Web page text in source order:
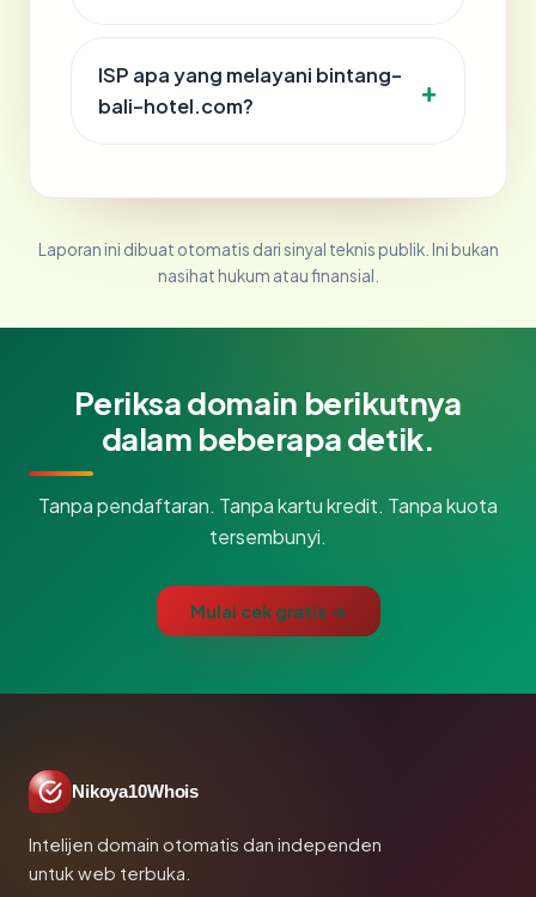
ISP apa yang melayani bintang-
bali-hotel.com?
Laporan ini dibuat otomatis dari sinyal teknis publik. Ini bukan
nasihat hukum atau finansial.
Periksa domain berikutnya
dalam beberapa detik.
Tanpa pendaftaran. Tanpa kartu kredit. Tanpa kuota
tersembunyi.
Mulai cek gratis →
Nikoya10Whois
Intelijen domain otomatis dan independen
untuk web terbuka.